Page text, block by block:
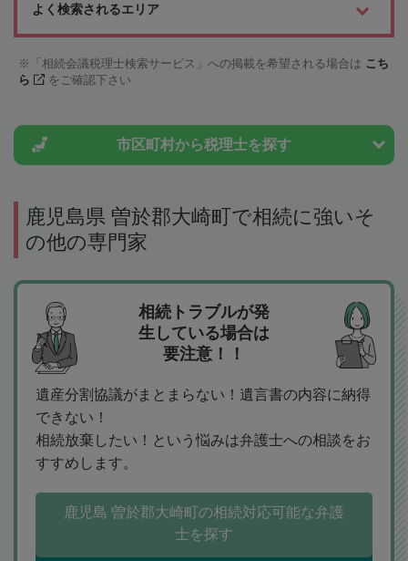
よく検索されるエリア
「相続会議税理士検索サービス」への掲載を希望される場合は こち
ら
をご確認下さい
市区町村から税理士を探す
鹿児島県 曽於郡大崎町で相続に強いそ
の他の専門家
相続トラブルが発
生している場合は
要注意！！
遺産分割協議がまとまらない！遺言書の内容に納得
できない！
相続放棄したい！という悩みは弁護士への相談をお
すすめします。
鹿児島 曽於郡大崎町の相続対応可能な弁護
士を探す